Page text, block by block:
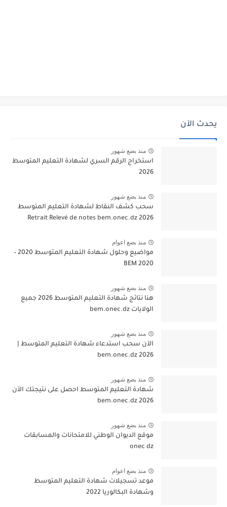
يحدث الآن
منذ بضع شهور
استخراج الرقم السري لشهادة التعليم المتوسط
2026
منذ بضع شهور
سحب كشف النقاط لشهادة التعليم المتوسط
2026 Retrait Relevé de notes bem.onec.dz
منذ بضع اعوام
مواضيع وحلول شهادة التعليم المتوسط 2020 –
BEM 2020
منذ بضع شهور
هنا نتائج شهادة التعليم المتوسط 2026 جميع
الولايات bem.onec.dz
منذ بضع شهور
الآن سحب استدعاء شهادة التعليم المتوسط |
2026 bem.onec.dz
منذ بضع شهور
شهادة التعليم المتوسط احصل على نتيجتك الآن
bem.onec.dz 2026
منذ بضع شهور
موقع الديوان الوطني للامتحانات والمسابقات
onec dz
منذ بضع اعوام
موعد تسجيلات شهادة التعليم المتوسط
وشهادة البكالوريا 2022